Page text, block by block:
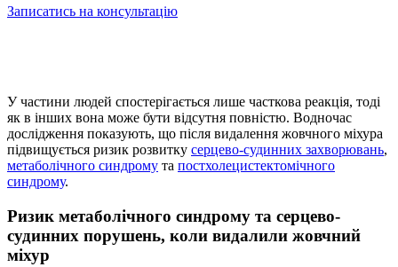
Записатись на консультацію
У частини людей спостерігається лише часткова реакція, тоді
як в інших вона може бути відсутня повністю. Водночас
дослідження показують, що після видалення жовчного міхура
підвищується ризик розвитку серцево-судинних захворювань,
метаболічного синдрому та постхолецистектомічного
синдрому.
Ризик метаболічного синдрому та серцево-
судинних порушень, коли видалили жовчний
міхур